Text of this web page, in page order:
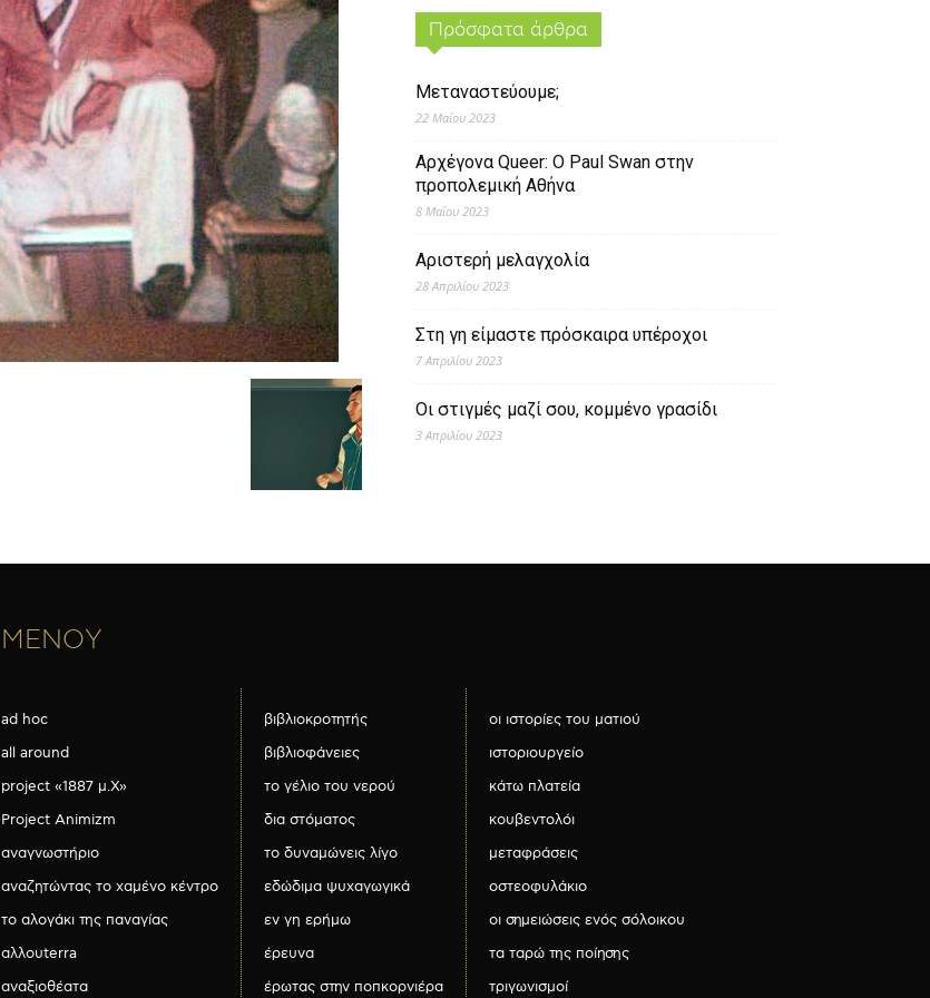
Πρόσφατα άρθρα
Μεταναστεύουμε;
22 Μαΐου 2023
Αρχέγονα Queer: O Paul Swan στην
προπολεμική Αθήνα
8 Μαΐου 2023
Αριστερή μελαγχολία
28 Απριλίου 2023
Στη γη είμαστε πρόσκαιρα υπέροχοι
7 Απριλίου 2023
Οι στιγμές μαζί σου, κομμένο γρασίδι
3 Απριλίου 2023
ΜΕΝΟΥ
ad hoc
all around
project «1887 μ.Χ»
Project Animizm
αναγνωστήριο
αναζητώντας το χαμένο κέντρο
το αλογάκι της παναγίας
αλλουterra
αναξιοθέατα
βιβλιοκροτητής
βιβλιοφάνειες
το γέλιο του νερού
δια στόματος
το δυναμώνεις λίγο
εδώδιμα ψυχαγωγικά
εν γη ερήμω
έρευνα
έρωτας στην ποπκορνιέρα
οι ιστορίες του ματιού
ιστοριουργείο
κάτω πλατεία
κουβεντολόι
μεταφράσεις
οστεοφυλάκιο
οι σημειώσεις ενός σόλοικου
τα ταρώ της ποίησης
τριγωνισμοί